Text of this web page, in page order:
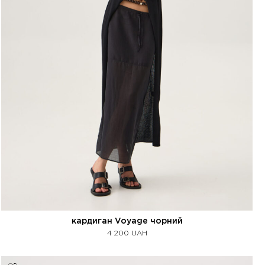
кардиган Voyage чорний
4 200 UAH